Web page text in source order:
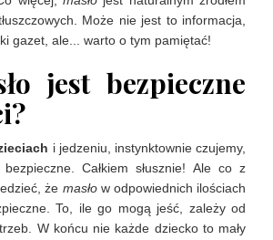
Może nie jest to informacja,
gazet, ale... warto o tym pamiętać!
jest bezpieczne
i jedzeniu, instynktownie czujemy,
Całkiem słusznie! Ale co z
że masłow odpowiednich ilościach
To, ile go mogą jeść, zależy od
W końcu nie każde dziecko to mały